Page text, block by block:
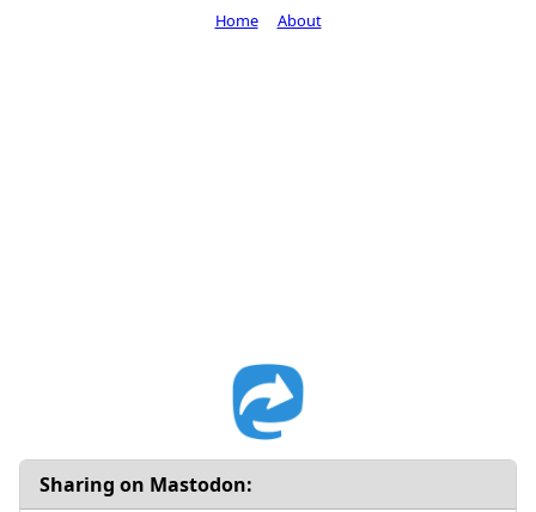
Sharing on Mastodon:
Home About